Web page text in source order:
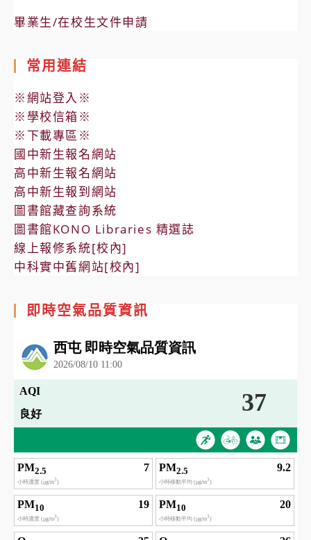
畢業生/在校生文件申請
常用連結
※網站登入※
※學校信箱※
※下載專區※
國中新生報名網站
高中新生報名網站
高中新生報到網站
圖書館藏查詢系統
圖書館KONO Libraries 精選誌
線上報修系統[校內]
中科實中舊網站[校內]
即時空氣品質資訊